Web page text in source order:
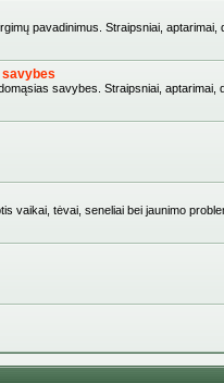
pavadinimus. Straipsniai, aptarimai,
savybes
savybes. Straipsniai, aptarimai,
vaikai, tėvai, seneliai bei jaunimo